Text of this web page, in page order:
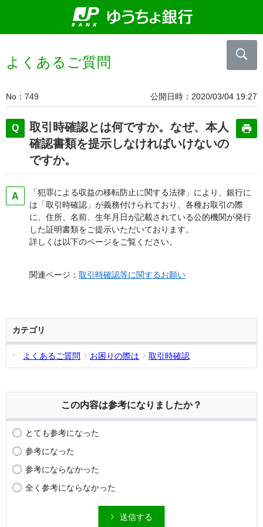
よくあるご質問
No 749 公開日時 2020/03/04 19:27
取引時確認とは何ですか。なぜ、本人
確認書類を提示しなければいけないの
ですか。
「犯罪による収益の移転防止に関する法律」により、銀行に
は「取引時確認」が義務付けられており、各種お取引の際
に、住所、名前、生年月日が記載されている公的機関が発行
した証明書類をご提示いただいております。
詳しくは以下のページをご覧ください。
関連ページ： 取引時確認等に関するお願い
カテゴリ
よくあるご質問 お困りの際は 取引時確認
この内容は参考になりましたか？
とても参考になった
参考になった
参考にならなかった
全く参考にならなかった
送信する